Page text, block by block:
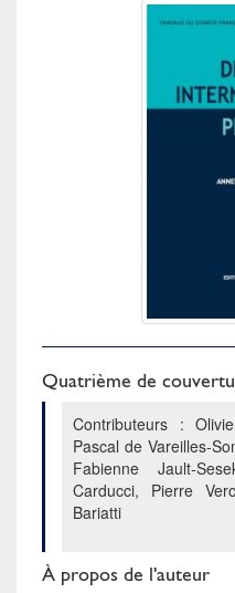
Quatrième de
Contributeurs :
Pascal de Vareilles-
Fabienne Jault-
Carducci, Pierre
Bariatti
À propos de l'auteur